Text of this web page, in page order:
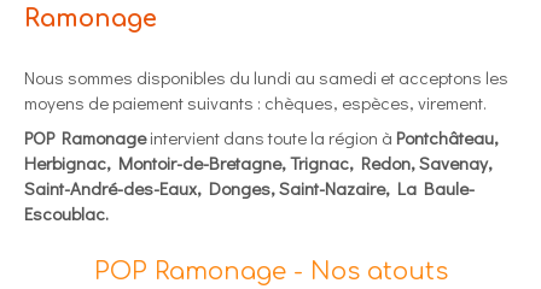
Ramonage
Nous sommes disponibles du lundi au samedi et acceptons les
moyens de paiement suivants : chèques, espèces, virement.
POP Ramonageintervient dans toute la région à Pontchâteau,
Herbignac, Montoir-de-Bretagne, Trignac, Redon, Savenay,
Saint-André-des-Eaux, Donges, Saint-Nazaire, La Baule-
Escoublac.
POP Ramonage - Nos atouts